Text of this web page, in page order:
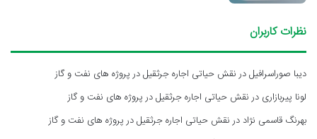
نظرات کاربران
دیبا صوراسرافیلدرنقش حیاتی اجاره جرثقیل در پروژه های نفت و گاز
لونا پیربازاری درنقش حیاتی اجاره جرثقیل در پروژه های نفت و گاز
بهرنگ قاسمی نژاد درنقش حیاتی اجاره جرثقیل در پروژه های نفت و گاز